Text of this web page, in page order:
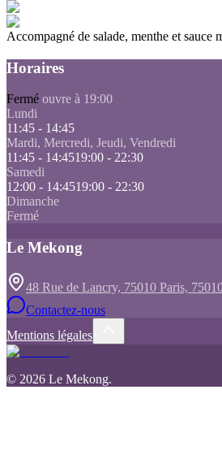
Accompagné de salade, menthe et sauce
Horaires
Fermé ouvre à 19:00
Lundi
11:45 - 14:45
Mardi, Mercredi, Jeudi, Vendredi
11:45 - 14:4519:00 - 22:30
Samedi
12:00 - 14:4519:00 - 22:30
Dimanche
Fermé
Le Mekong
48 Rue de Lancry, 75010 Paris,
Contactez-nous
Mentions légales
© 2026 Le Mekong.